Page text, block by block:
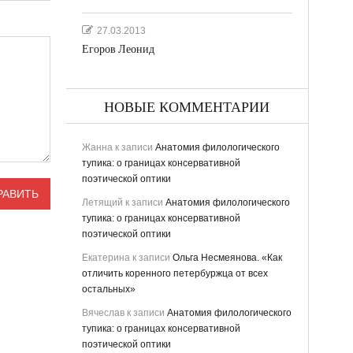
27.03.2013
Егоров Леонид
НОВЫЕ КОММЕНТАРИИ
Жаннак записи Анатомия филологического
тупика: о границах консервативной
поэтической оптики
Летящий к записи Анатомия филологического
тупика: о границах консервативной
поэтической оптики
Екатеринак записи Ольга Несмеянова. «Как
отличить коренного петербуржца от всех
остальных»
Вячеславк записи Анатомия филологического
тупика: о границах консервативной
поэтической оптики